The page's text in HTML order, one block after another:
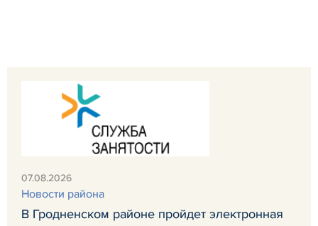
07.08.2026
Новости района
В Гродненском районе пройдет электронная